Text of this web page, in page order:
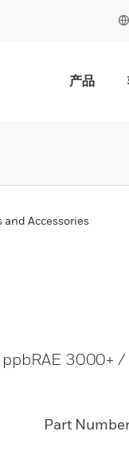
产品
and Accessories
3000+ /
Part